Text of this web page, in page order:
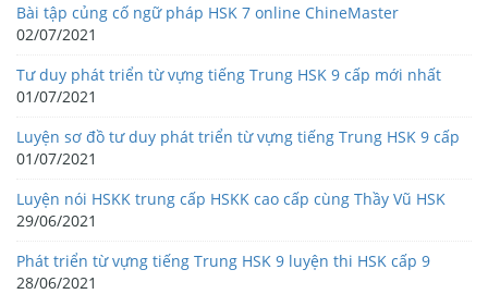
Bài tập củng cố ngữ pháp HSK 7 online ChineMaster
02/07/2021
Tư duy phát triển từ vựng tiếng Trung HSK 9 cấp mới nhất
01/07/2021
Luyện sơ đồ tư duy phát triển từ vựng tiếng Trung HSK 9 cấp
01/07/2021
Luyện nói HSKK trung cấp HSKK cao cấp cùng Thầy Vũ HSK
29/06/2021
Phát triển từ vựng tiếng Trung HSK 9 luyện thi HSK cấp 9
28/06/2021